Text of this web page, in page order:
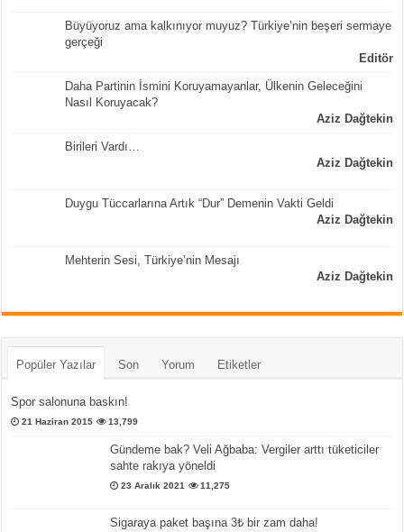
Büyüyoruz ama kalkınıyor muyuz? Türkiye’nin beşeri sermaye
gerçeği
Editör
Daha Partinin İsmini Koruyamayanlar, Ülkenin Geleceğini
Nasıl Koruyacak?
Aziz Dağtekin
Birileri Vardı…
Aziz Dağtekin
Duygu Tüccarlarına Artık “Dur” Demenin Vakti Geldi
Aziz Dağtekin
Mehterin Sesi, Türkiye’nin Mesajı
Aziz Dağtekin
Popüler Yazılar Son Yorum Etiketler
Spor salonuna baskın!
21 Haziran 2015 13,799
Gündeme bak? Veli Ağbaba: Vergiler arttı tüketiciler
sahte rakıya yöneldi
23 Aralık 2021 11,275
Sigaraya paket başına 3₺ bir zam daha!